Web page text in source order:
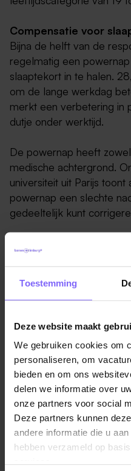
Toestemming
Deze website maakt
We gebruiken cookies om
personaliseren, om
bieden en om ons
delen we informatie over
onze partners voor social
Deze partners kunnen
andere informatie die u
hebben verzameld op
Compensatie voor
Bijna de helft van de
regelmatig een
slaaptekort in te halen.
om de lange werkdag
merkt een verbetering in
dutje onder werktijd.
De powernap heeft
medische achtergrond.
universiteit uit Parijs
powernap een slechte
gedeeltelijk kunt
Grote bedrijven
Bedrijven waar
volgen dit voorbeeld en
Door de jaren heen
gezien als dé oplossing
werknemers.
Meer informatie over dit
https://www.bedden.nl/
werkgevers-zeggen-
Bron :https://